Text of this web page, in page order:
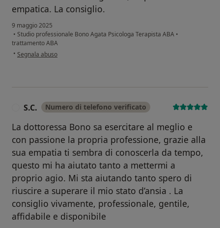
empatica. La consiglio.
9 maggio 2025
• Studio professionale Bono Agata Psicologa Terapista ABA •
trattamento ABA
• secondo l'opinione dell'utente Andrea
Segnala abuso
S.C. Numero di telefono verificato
La dottoressa Bono sa esercitare al meglio e
con passione la propria professione, grazie alla
sua empatia ti sembra di conoscerla da tempo,
questo mi ha aiutato tanto a mettermi a
proprio agio. Mi sta aiutando tanto spero di
riuscire a superare il mio stato d’ansia . La
consiglio vivamente, professionale, gentile,
affidabile e disponibile